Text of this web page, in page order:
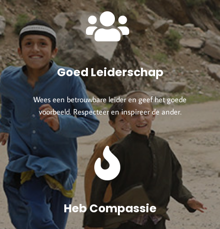
Goed Leiderschap
Wees een betrouwbare leider en geef het goede
voorbeeld. Respecteer en inspireer de ander.
Heb Compassie